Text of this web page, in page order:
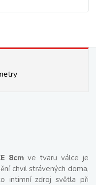
8cmve tvaru válce je
chvil strávených doma,
intimní zdroj světla při